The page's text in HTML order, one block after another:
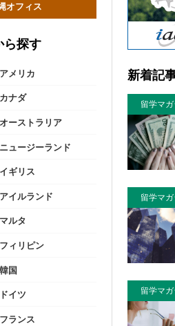
オフィス
ら探す
メリカ
ナダ
ーストラリア
ュージーランド
ギリス
イルランド
ルタ
ィリピン
国
イツ
ランス
新着記
留学マ
留学マ
留学マ